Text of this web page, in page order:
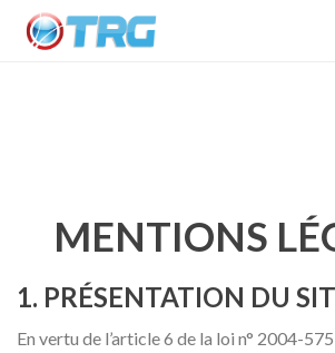
MENTIONS
1. PRÉSENTATION DU
En vertu de l’article 6 de la loi n° 2004-